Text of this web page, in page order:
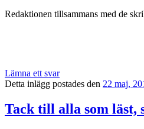
Redaktionen tillsammans med de
Lämna ett svar
Detta inlägg postades den 22 maj,
Tack till alla som